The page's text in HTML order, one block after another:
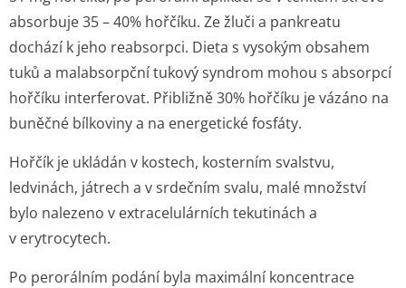
absorbuje 35 – 40% hořčíku. Ze žluči a pankreatu
dochází k jeho reabsorpci. Dieta s vysokým obsahem
tuků a malabsorpční tukový syndrom mohou s absorpcí
hořčíku interferovat. Přibližně 30% hořčíku je vázáno na
buněčné bílkoviny a na energetické fosfáty.
Hořčík je ukládán v kostech, kosterním svalstvu,
ledvinách, játrech a v srdečním svalu, malé množství
bylo nalezeno v extracelulárních tekutinách a
v erytrocytech.
Po perorálním podání byla maximální koncentrace